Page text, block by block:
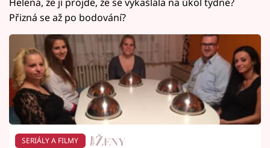
Přizná se až po bodování?
SERIÁLY A FILMY